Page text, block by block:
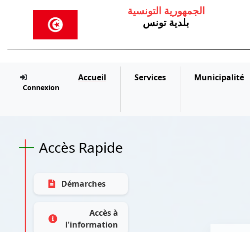
الجمهورية التونسية
بلدية تونس
Connexion
Accueil Services Municipalité
Accès Rapide
Démarches
Accès à
l'information